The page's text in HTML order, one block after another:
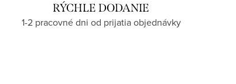
RÝCHLE DODANIE
1-2 pracovné dni od prijatia objednávky